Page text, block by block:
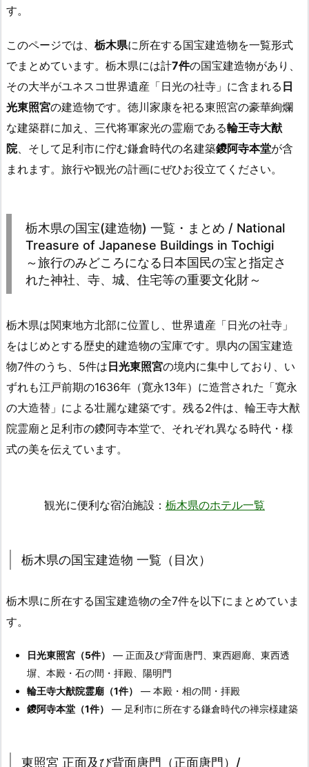
す。
このページでは、 栃木県に所在する国宝建造物を一覧形式
でまとめています。栃木県には計7件の国宝建造物があり、
その大半がユネスコ世界遺産「日光の社寺」に含まれる 日
光東照宮の建造物です。徳川家康を祀る東照宮の豪華絢爛
な建築群に加え、三代将軍家光の霊廟である輪王寺大猷
院、そして足利市に佇む鎌倉時代の名建築鑁阿寺本堂が含
まれます。旅行や観光の計画にぜひお役立てください。
栃木県の国宝(建造物) 一覧・まとめ / National
Treasure of Japanese Buildings in Tochigi
～旅行のみどころになる日本国民の宝と指定さ
れた神社、寺、城、住宅等の重要文化財～
栃木県は関東地方北部に位置し、世界遺産「日光の社寺」
をはじめとする歴史的建造物の宝庫です。県内の国宝建造
物7件のうち、5件は 日光東照宮の境内に集中しており、い
ずれも江戸前期の1636年（寛永13年）に造営された「寛永
の大造替」による壮麗な建築です。残る2件は、輪王寺大猷
院霊廟と足利市の鑁阿寺本堂で、それぞれ異なる時代・様
式の美を伝えています。
観光に便利な宿泊施設： 栃木県のホテル一覧
栃木県の国宝建造物 一覧（目次）
栃木県に所在する国宝建造物の全7件を以下にまとめていま
す。
日光東照宮（5件）
― 正面及び背面唐門、東西廻廊、東西透
塀、本殿・石の間・拝殿、陽明門
輪王寺大猷院霊廟（1件）
― 本殿・相の間・拝殿
鑁阿寺本堂（1件）
― 足利市に所在する鎌倉時代の禅宗様建築
東照宮 正面及び背面唐門（正面唐門）/